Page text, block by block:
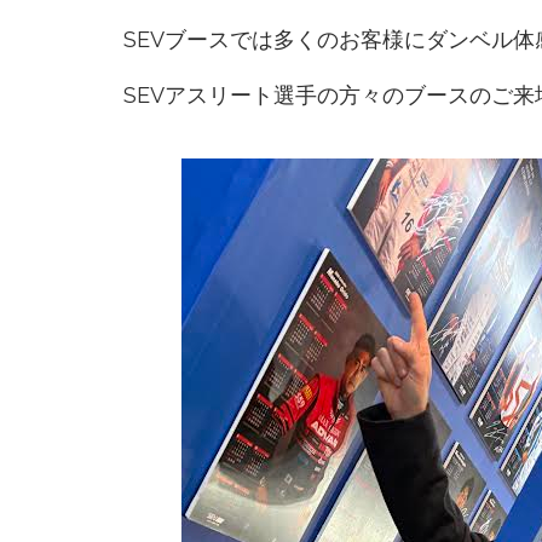
SEVブースでは多くのお客様にダンベル体
SEVアスリート選手の方々のブースのご来